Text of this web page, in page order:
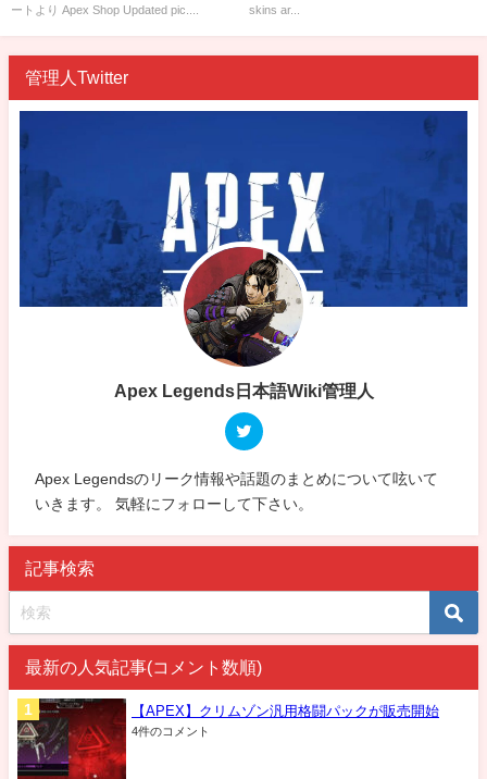
ートより Apex Shop Updated pic....
skins ar...
管理人Twitter
Apex Legends日本語Wiki管理人
Apex Legendsのリーク情報や話題のまとめについて呟いて
いきます。 気軽にフォローして下さい。
記事検索
最新の人気記事(コメント数順)
【APEX】クリムゾン汎用格闘パックが販売開始
4件のコメント